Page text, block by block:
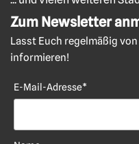
Zum Newsletter
Lasst Euch regelmäßig
informieren!
E-Mail-Adresse*